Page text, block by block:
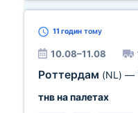
11 годин тому
10.08–11.08
Роттердам (NL) —
тнв на палетах